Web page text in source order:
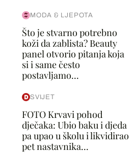
MODA & LJEPOTA
Što je stvarno potrebno
koži da zablista? Beauty
panel otvorio pitanja koja
si i same često
postavljamo...
SVIJET
FOTO Krvavi pohod
dječaka: Ubio baku i djeda
pa upao u školu i likvidirao
pet nastavnika...